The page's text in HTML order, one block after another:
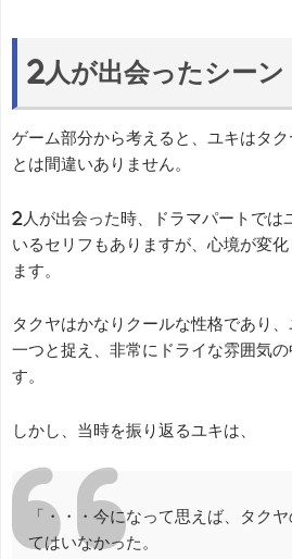
2人が出会ったシーン
ゲーム部分から考えると、ユキはタ
とは間違いありません。
2人が出会った時、ドラマパートでは
いるセリフもありますが、心境が変
ます。
タクヤはかなりクールな性格であり
一つと捉え、非常にドライな雰囲気
す。
しかし、当時を振り返るユキは、
「・・・今になって思えば、タク
てはいなかった。